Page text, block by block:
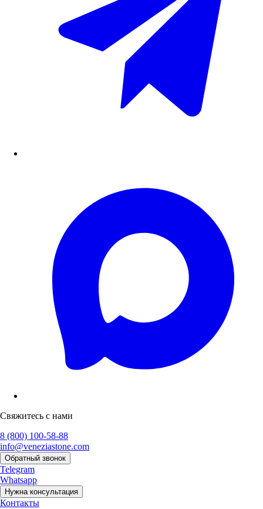
Свяжитесь с нами
8 (800) 100-58-88
info@veneziastone.com
Обратный звонок
Telegram
Whatsapp
Нужна консультация
Контакты